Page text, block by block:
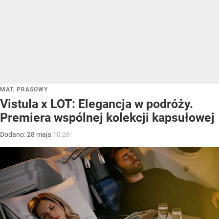
MAT. PRASOWY
Vistula x LOT: Elegancja w podróży.
Premiera wspólnej kolekcji kapsułowej
Dodano:28 maja 10:28